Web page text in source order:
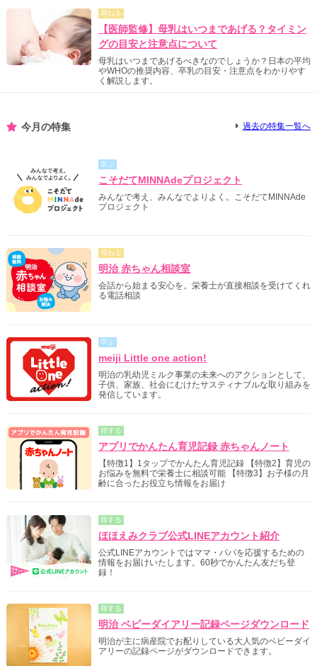
尋ねる
【医師監修】母乳はいつまであげる？タイミン
グの目安と注意点について
母乳はいつまであげるべきなのでしょうか？日本の平均
やWHOの推奨内容、卒乳の目安・注意点をわかりやす
く解説します。
今月の特集 過去の特集一覧へ
学ぶ
こそだてMINNAdeプロジェクト
みんなで考え、みんなでよりよく。こそだてMINNAde
プロジェクト
尋ねる
明治 赤ちゃん相談室
会話から始まる安心を。栄養士が直接相談を受けてくれ
る電話相談
学ぶ
meiji Little one action!
明治の乳幼児ミルク事業の未来へのアクションとして、
子供、家族、社会にむけたサスティナブルな取り組みを
発信しています。
得する
アプリでかんたん育児記録 赤ちゃんノート
【特徴1】1タップでかんたん育児記録 【特徴2】育児の
お悩みを無料で栄養士に相談可能 【特徴3】お子様の月
齢に合ったお役立ち情報をお届け
得する
ほほえみクラブ公式LINEアカウント紹介
公式LINEアカウントではママ・パパを応援するための
情報をお届けいたします。60秒でかんたん友だち登
録！
得する
明治 ベビーダイアリー記録ページダウンロード
明治が主に病産院でお配りしている大人気のベビーダイ
アリーの記録ページがダウンロードできます。